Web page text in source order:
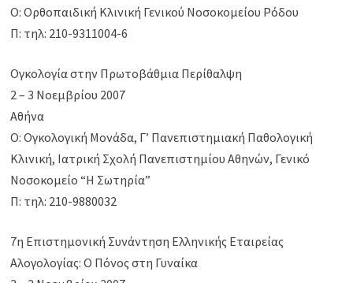
Ο: Ορθοπαιδική Κλινική Γενικού Νοσοκομείου Ρόδου
Π: τηλ: 210-9311004-6
Ογκολογία στην Πρωτοβάθμια Περίθαλψη
2 – 3 Νοεμβρίου 2007
Αθήνα
Ο: Ογκολογική Μονάδα, Γ’ Πανεπιστημιακή Παθολογική
Κλινική, Ιατρική Σχολή Πανεπιστημίου Αθηνών, Γενικό
Νοσοκομείο “Η Σωτηρία”
Π: τηλ: 210-9880032
7η Επιστημονική Συνάντηση Ελληνικής Εταιρείας
Αλογολογίας: Ο Πόνος στη Γυναίκα